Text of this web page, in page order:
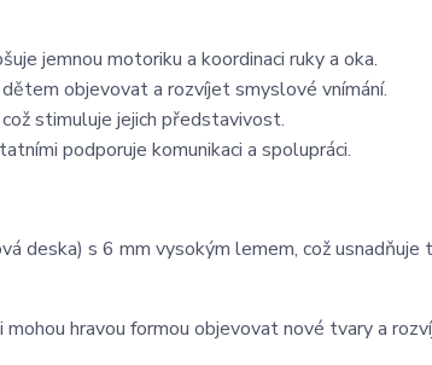
jemnou motoriku a koordinaci ruky a oka.
objevovat a rozvíjet smyslové vnímání.
stimuluje jejich představivost.
podporuje komunikaci a spolupráci.
deska) s 6 mm vysokým lemem, což usnadňuje
hravou formou objevovat nové tvary a